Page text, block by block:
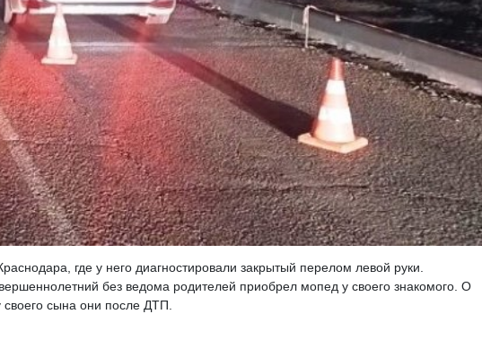
где у него диагностировали закрытый перелом левой руки.
без ведома родителей приобрел мопед у своего знакомого. О
своего сына они после ДТП.